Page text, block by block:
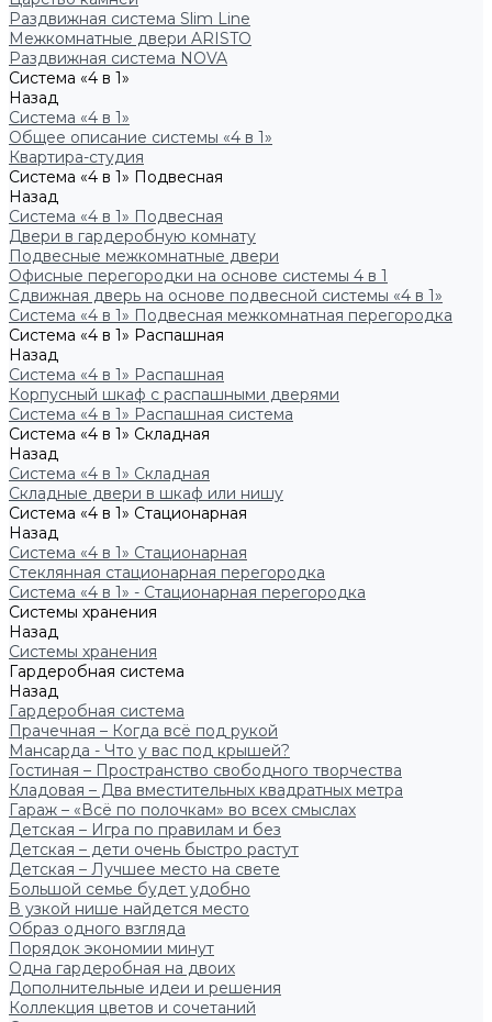
Раздвижная система Slim Line
Межкомнатные двери ARISTO
Раздвижная система NOVA
Система «4 в 1»
Назад
Система «4 в 1»
Общее описание системы «4 в 1»
Квартира-студия
Система «4 в 1» Подвесная
Назад
Система «4 в 1» Подвесная
Двери в гардеробную комнату
Подвесные межкомнатные двери
Офисные перегородки на основе системы 4 в 1
Сдвижная дверь на основе подвесной системы «4 в 1»
Система «4 в 1» Подвесная межкомнатная перегородка
Система «4 в 1» Распашная
Назад
Система «4 в 1» Распашная
Корпусный шкаф с распашными дверями
Система «4 в 1» Распашная система
Система «4 в 1» Складная
Назад
Система «4 в 1» Складная
Складные двери в шкаф или нишу
Система «4 в 1» Стационарная
Назад
Система «4 в 1» Стационарная
Стеклянная стационарная перегородка
Система «4 в 1» - Стационарная перегородка
Системы хранения
Назад
Системы хранения
Гардеробная система
Назад
Гардеробная система
Прачечная – Когда всё под рукой
Мансарда - Что у вас под крышей?
Гостиная – Пространство свободного творчества
Кладовая – Два вместительных квадратных метра
Гараж – «Всё по полочкам» во всех смыслах
Детская – Игра по правилам и без
Детская – дети очень быстро растут
Детская – Лучшее место на свете
Большой семье будет удобно
В узкой нише найдется место
Образ одного взгляда
Порядок экономии минут
Одна гардеробная на двоих
Дополнительные идеи и решения
Коллекция цветов и сочетаний